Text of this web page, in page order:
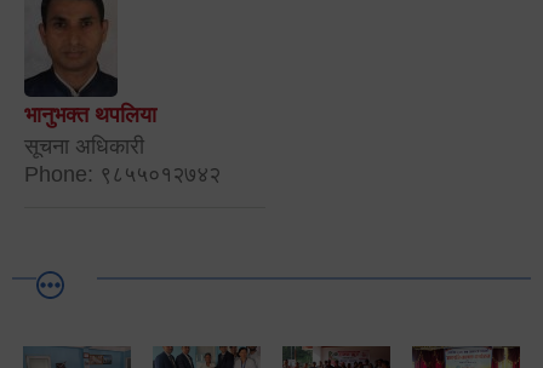
भानुभक्त थपलिया
सूचना अधिकारी
Phone: ९८५५०१२७४२